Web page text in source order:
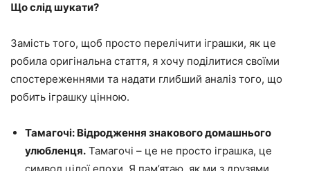
Що слід шукати?
Замість того, щоб просто перелічити іграшки, як це
робила оригінальна стаття, я хочу поділитися своїми
спостереженнями та надати глибший аналіз того, що
робить іграшку цінною.
Тамагочі: Відродження знакового домашнього
улюбленця. Тамагочі – це не просто іграшка, це